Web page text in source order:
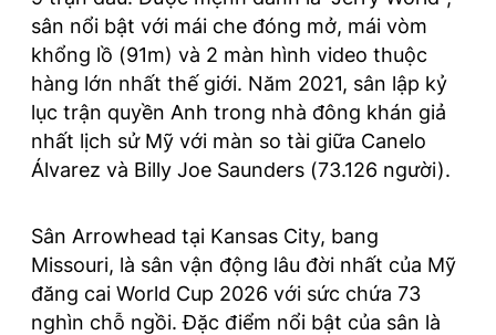
sân nổi bật với mái che đóng mở, mái vòm
khổng lồ (91m) và 2 màn hình video thuộc
hàng lớn nhất thế giới. Năm 2021, sân lập kỷ
lục trận quyền Anh trong nhà đông khán giả
nhất lịch sử Mỹ với màn so tài giữa Canelo
Álvarez và Billy Joe Saunders (73.126 người).
Sân Arrowhead tại Kansas City, bang
Missouri, là sân vận động lâu đời nhất của Mỹ
đăng cai World Cup 2026 với sức chứa 73
nghìn chỗ ngồi. Đặc điểm nổi bật của sân là